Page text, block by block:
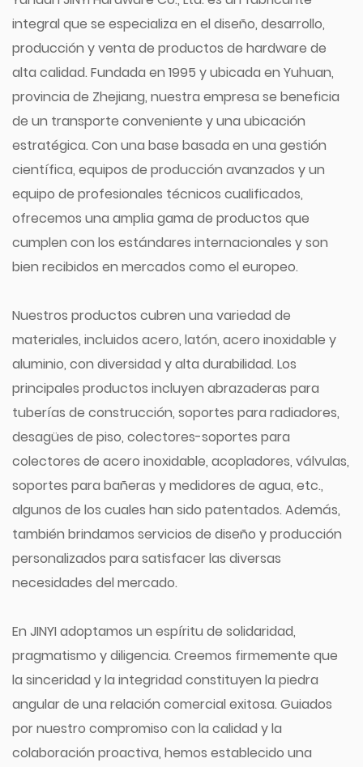
integral que se especializa en el diseño, desarrollo,
producción y venta de productos de hardware de
alta calidad. Fundada en 1995 y ubicada en Yuhuan,
provincia de Zhejiang, nuestra empresa se beneficia
de un transporte conveniente y una ubicación
estratégica. Con una base basada en una gestión
científica, equipos de producción avanzados y un
equipo de profesionales técnicos cualificados,
ofrecemos una amplia gama de productos que
cumplen con los estándares internacionales y son
bien recibidos en mercados como el europeo.
Nuestros productos cubren una variedad de
materiales, incluidos acero, latón, acero inoxidable y
aluminio, con diversidad y alta durabilidad. Los
principales productos incluyen abrazaderas para
tuberías de construcción, soportes para radiadores,
desagües de piso, colectores-soportes para
colectores de acero inoxidable, acopladores, válvulas,
soportes para bañeras y medidores de agua, etc.,
algunos de los cuales han sido patentados. Además,
también brindamos servicios de diseño y producción
personalizados para satisfacer las diversas
necesidades del mercado.
En JINYI adoptamos un espíritu de solidaridad,
pragmatismo y diligencia. Creemos firmemente que
la sinceridad y la integridad constituyen la piedra
angular de una relación comercial exitosa. Guiados
por nuestro compromiso con la calidad y la
colaboración proactiva, hemos establecido una